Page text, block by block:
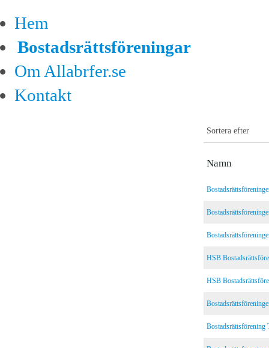
Hem
Bostadsrättsföreningar
Om Allabrfer.se
Kontakt
Sortera efter
Namn
HSB
HSB
Bostadsrättsförening